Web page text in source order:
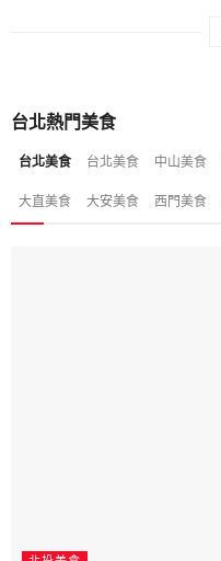
台北熱門美食
台北美食 台北美食 中山美食
大直美食 大安美食 西門美食